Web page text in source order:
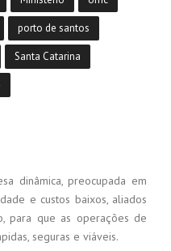
porto de santos
Santa Catarina
dinâmica, preocupada em
e custos baixos, aliados
para que as operações de
seguras e viáveis.